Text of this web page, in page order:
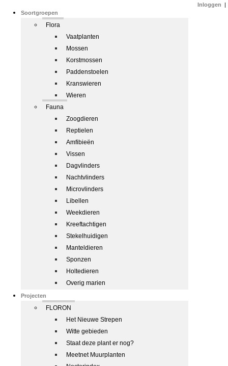
Soortgroepen
Flora
Vaatplanten
Mossen
Korstmossen
Paddenstoelen
Kranswieren
Wieren
Fauna
Zoogdieren
Reptielen
Amfibieën
Vissen
Dagvlinders
Nachtvlinders
Microvlinders
Libellen
Weekdieren
Kreeftachtigen
Stekelhuidigen
Manteldieren
Sponzen
Holtedieren
Overig marien
Projecten
FLORON
Het Nieuwe Strepen
Witte gebieden
Staat deze plant er nog?
Meetnet Muurplanten
Inloggen |